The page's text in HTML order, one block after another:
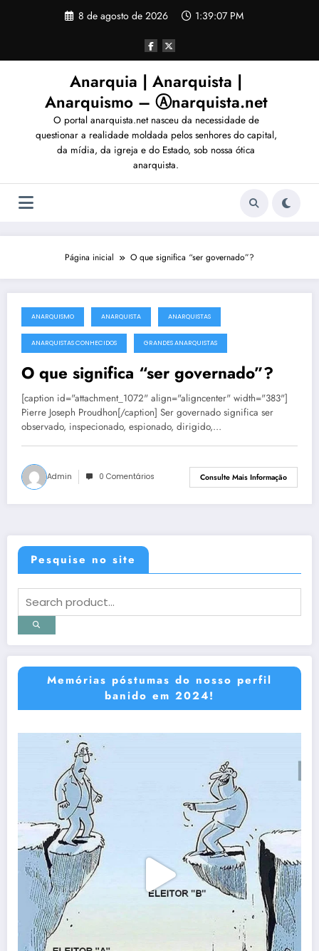
8 de agosto de 2026 1:39:09 PM
Anarquia | Anarquista |
Anarquismo – Ⓐnarquista.net
O portal anarquista.net nasceu da necessidade de
questionar a realidade moldada pelos senhores do capital,
da mídia, da igreja e do Estado, sob nossa ótica
anarquista.
Página inicial O que significa “ser governado”?
2 de junho de 2013
ANARQUISMO ANARQUISTA ANARQUISTAS
ANARQUISTAS CONHECIDOS GRANDES ANARQUISTAS
O que significa “ser governado”?
[caption id="attachment_1072" align="aligncenter" width="383"]
Pierre Joseph Proudhon[/caption] Ser governado significa ser
observado, inspecionado, espionado, dirigido,…
Admin 0 Comentários Consulte Mais Informação
Pesquise no site
Memórias póstumas do nosso perfil
banido em 2024!